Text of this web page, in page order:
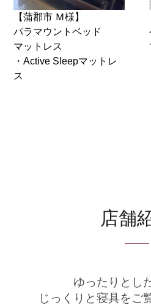
【蒲郡市 Ｍ様】
パラマウントベッド
マットレス
・Active Sleepマットレ
ス
店舗
ゆったりとし
じっくりと寝具をご